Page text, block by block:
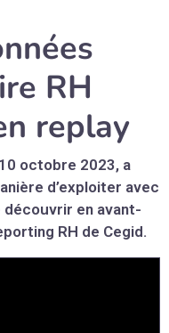
RH
replay
octobre 2023, a
d’exploiter avec
découvrir en avant-
RH de Cegid.